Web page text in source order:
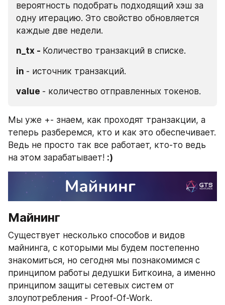
вероятность подобрать подходящий хэш за
одну итерацию. Это свойство обновляется
каждые две недели.
n_tx - Количество транзакций в списке.
in - источник транзакций.
value - количество отправленных токенов.
Мы уже +- знаем, как проходят транзакции, а
теперь разберемся, кто и как это обеспечивает.
Ведь не просто так все работает, кто-то ведь
на этом зарабатывает! :)
Майнинг
Существует несколько способов и видов
майнинга, с которыми мы будем постепенно
знакомиться, но сегодня мы познакомимся с
принципом работы дедушки Биткоина, а именно
принципом защиты сетевых систем от
злоупотребления - Proof-Of-Work.